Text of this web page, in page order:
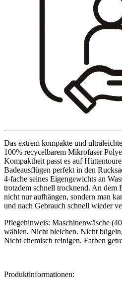
Das extrem kompakte und
100% recycelbarem Mikrofaser
Kompaktheit passt es auf
Badeausflügen perfekt in den
4-fache seines Eigengewichts an
trotzdem schnell trocknend. An dem
nicht nur aufhängen, sondern man
und nach Gebrauch schnell wieder
Pflegehinweis: Maschinenwäsche
wählen. Nicht bleichen. Nicht
Nicht chemisch reinigen. Farben
Produktinformationen: